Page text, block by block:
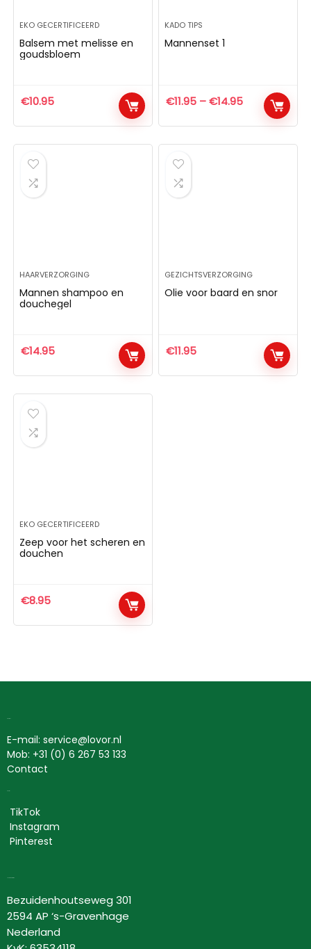
EKO GECERTIFICEERD
Balsem met melisse en
goudsbloem
€10.95
KADO TIPS
Mannenset 1
€11.95 –€14.95
HAARVERZORGING
Mannen shampoo en
douchegel
€14.95
GEZICHTSVERZORGING
Olie voor baard en snor
€11.95
EKO GECERTIFICEERD
Zeep voor het scheren en
douchen
€8.95
E-mail: service@lovor.nl
Mob: +31 (0) 6 267 53 133
Contact
TikTok
Instagram
Pinterest
Bezuidenhoutseweg 301
2594 AP ‘s-Gravenhage
Nederland